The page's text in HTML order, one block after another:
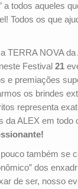
a todos aqueles
Todos os que
TERRA NOVA
Festival 21
e premiações
os brindes
representa
da ALEX em todo
também se
dos
de ser, nosso